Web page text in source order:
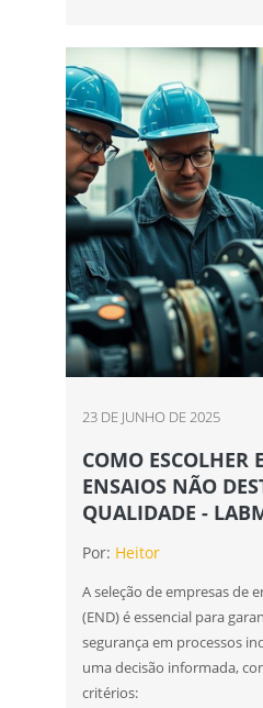
23 DE JUNHO DE 2025
COMO ESCOLHER
ENSAIOS NÃO
QUALIDADE -
Por: Heitor
A seleção de empresas de
(END) é essencial para
segurança em processos
uma decisão informada,
critérios: